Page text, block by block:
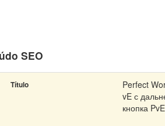
SEO
Título
Perfect
vE с
кнопка